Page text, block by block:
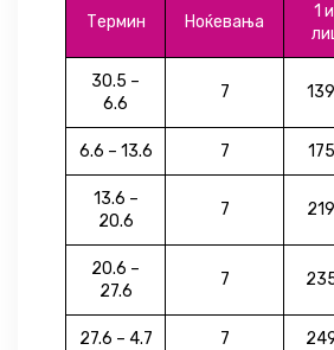
Термин Ноќевања
1 и
30.5 –
6.6
7
6.6 – 13.6 7
13.6 –
20.6
7
20.6 –
27.6
7
27.6 – 4.7 7